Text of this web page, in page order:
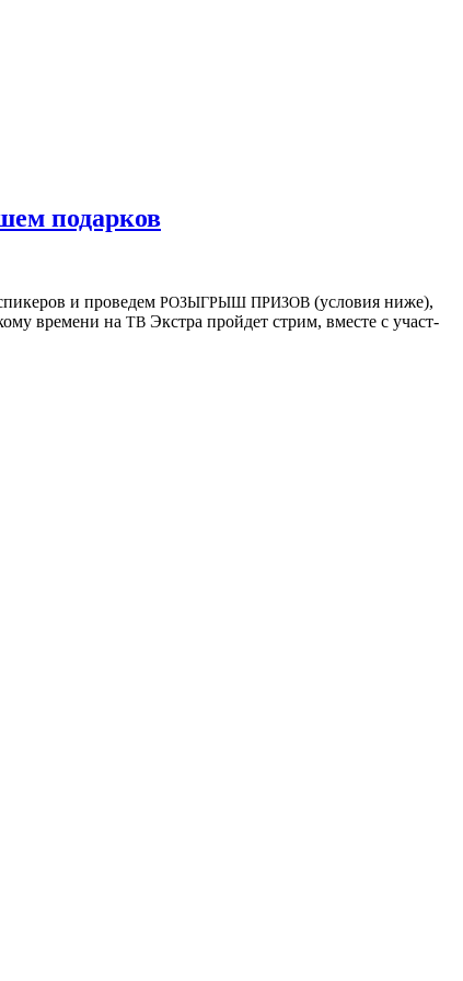
подарков
и про­ве­дем РОЗЫГ­РЫШ ПРИ­ЗОВ (усло­вия ниже),
вре­ме­ни на ТВ Экс­т­ра прой­дет стрим, вме­сте с участ­